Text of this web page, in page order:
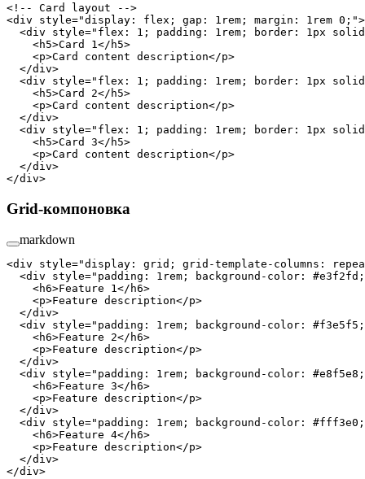
<!-- Card layout -->
<div style="display: flex; gap: 1rem; margin: 1rem 0;">
  <
div style="flex: 1; padding: 1rem; border: 1px
    <
h5>Card 1</ h5>
    <
p>Card content description</p>
  </
div>
  <
div style="flex: 1; padding: 1rem; border: 1px
    <
h5>Card 2</ h5>
    <
p>Card content description</p>
  </
div>
  <
div style="flex: 1; padding: 1rem; border: 1px
    <
h5>Card 3</ h5>
    <
p>Card content description</p>
  </
div>
</div>
Grid-компоновка
markdown
<div style="display: grid; grid-template-columns:
  <
div style="padding: 1rem; background-color:
    <
h6>Feature 1</ h6>
    <
p>Feature description</p>
  </
div>
  <
div style="padding: 1rem; background-color:
    <
h6>Feature 2</ h6>
    <
p>Feature description</p>
  </
div>
  <
div style="padding: 1rem; background-color:
    <
h6>Feature 3</ h6>
    <
p>Feature description</p>
  </
div>
  <
div style="padding: 1rem; background-color:
    <
h6>Feature 4</ h6>
    <
p>Feature description</p>
  </
div>
</div>